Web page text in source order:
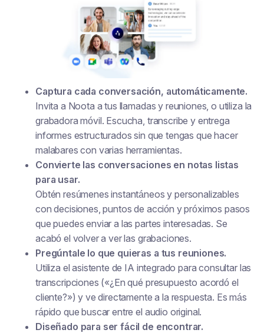
Captura cada conversación, automáticamente.
Invita a Noota a tus llamadas y reuniones, o utiliza la
grabadora móvil. Escucha, transcribe y entrega
informes estructurados sin que tengas que hacer
malabares con varias herramientas.
Convierte las conversaciones en notas listas
para usar.
Obtén resúmenes instantáneos y personalizables
con decisiones, puntos de acción y próximos pasos
que puedes enviar a las partes interesadas. Se
acabó el volver a ver las grabaciones.
Pregúntale lo que quieras a tus reuniones.
Utiliza el asistente de IA integrado para consultar las
transcripciones («¿En qué presupuesto acordó el
cliente?») y ve directamente a la respuesta. Es más
rápido que buscar entre el audio original.
Diseñado para ser fácil de encontrar.